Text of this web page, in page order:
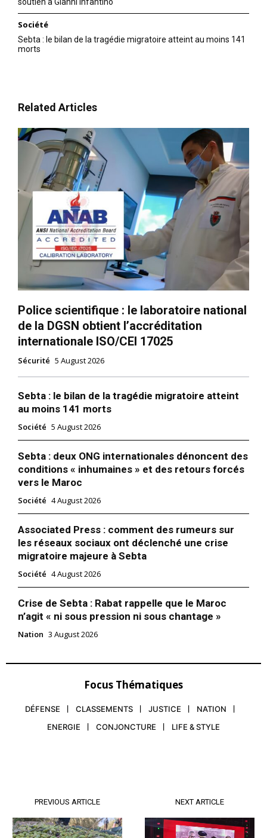
soutien à Gianni Infantino
Société
Sebta : le bilan de la tragédie migratoire atteint au moins 141
morts
Related Articles
Police scientifique : le laboratoire national
de la DGSN obtient l’accréditation
internationale ISO/CEI 17025
Sécurité 5 August 2026
Sebta : le bilan de la tragédie migratoire atteint
au moins 141 morts
Société 5 August 2026
Sebta : deux ONG internationales dénoncent des
conditions « inhumaines » et des retours forcés
vers le Maroc
Société 4 August 2026
Associated Press : comment des rumeurs sur
les réseaux sociaux ont déclenché une crise
migratoire majeure à Sebta
Société 4 August 2026
Crise de Sebta : Rabat rappelle que le Maroc
n’agit « ni sous pression ni sous chantage »
Nation 3 August 2026
Focus Thématiques
DÉFENSE CLASSEMENTS JUSTICE
NATION
ENERGIE
CONJONCTURE LIFE & STYLE
PREVIOUS ARTICLE NEXT ARTICLE